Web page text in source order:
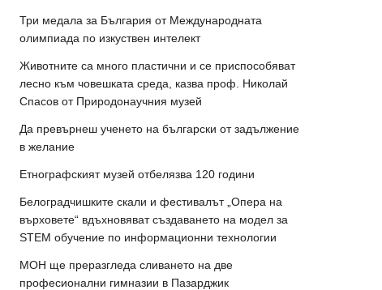
Три медала за България от Международната
олимпиада по изкуствен интелект
Животните са много пластични и се приспособяват
лесно към човешката среда, казва проф. Николай
Спасов от Природонаучния музей
Да превърнеш ученето на български от задължение
в желание
Етнографският музей отбелязва 120 години
Белоградчишките скали и фестивалът „Опера на
върховете“ вдъхновяват създаването на модел за
STEM обучение по информационни технологии
МОН ще преразгледа сливането на две
професионални гимназии в Пазарджик